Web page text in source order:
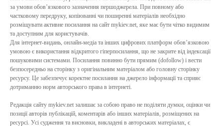
за умови обов’язкового зазначення першоджерела. При повному або
частковому передруку, копіюванні чи поширенні матеріалів необхідно
розміщувати активне посилання на сайт mykiev.net, яке має бути чітко видимим
та доступним для користувачів.
Для інтернет-видань, онлайн-медіа та інших цифрових платформ обов’язковою
умовою є використання відкритого гіперпосилання, що не закрите від індексації
пошуковими системами. Посилання повинно бути прямим (dofollow) і вести
безпосередньо на сторінку з оригінальним матеріалом або головну сторінку
ресурсу. Це забезпечує коректне посилання на джерело інформації та сприяє
дотриманню норм авторського права в інтернеті.
Редакція сайту mykiev.net залишає за собою право не поділяти думки, оцінки чи
позиції авторів публікацій, коментарів або інших матеріалів, розміщених на
ресурсі. Усі судження та висновки, викладені в авторських матеріалах, є